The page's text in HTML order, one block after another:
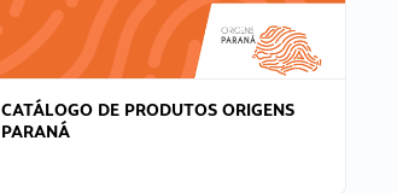
CATÁLOGO DE PRODUTOS ORIGENS
PARANÁ